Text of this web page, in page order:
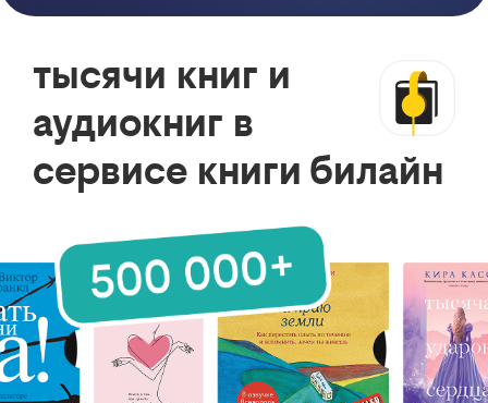
тысячи книг и
аудиокниг в
сервисе книги билайн